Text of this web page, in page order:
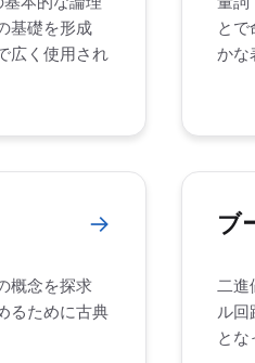
基礎を形成
広く使用され
と
かな
→
概念を探求
るために古典
ブ
二進
ル回
とな